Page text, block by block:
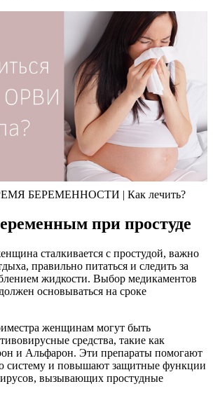
БЕРЕМЕННОСТИ | Как лечить?
при простуде
сталкивается с простудой, важно
правильно питаться и следить за
жидкости. Выбор медикаментов
основываться на сроке
женщинам могут быть
средства, такие как
и Альфарон. Эти препараты помогают
систему и повышают защитные функции
вызывающих простудные